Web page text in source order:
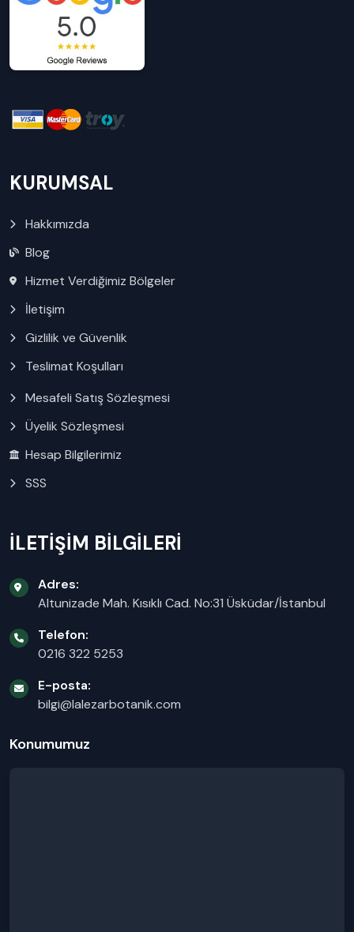
KURUMSAL
Hakkımızda
Blog
Hizmet Verdiğimiz Bölgeler
İletişim
Gizlilik ve Güvenlik
Teslimat Koşulları
Mesafeli Satış Sözleşmesi
Üyelik Sözleşmesi
Hesap Bilgilerimiz
SSS
İLETİŞİM BİLGİLERİ
Adres:
Altunizade Mah. Kısıklı Cad. No:31 Üsküdar/İstanbul
Telefon:
0216 322 5253
E-posta:
bilgi@lalezarbotanik.com
Konumumuz